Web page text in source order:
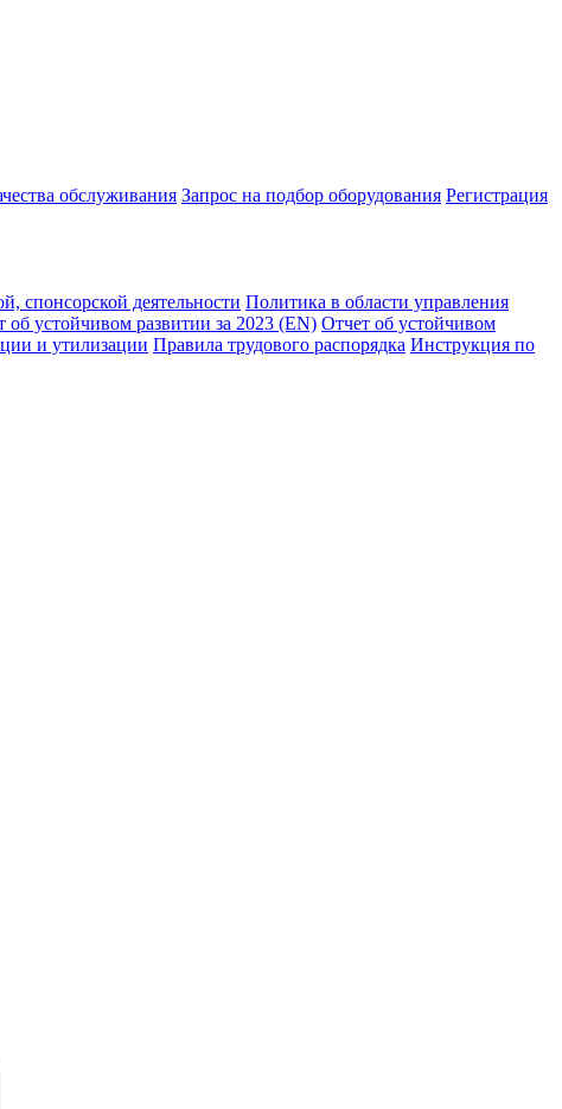
обслуживания Запрос на подбор оборудования Регистрация
спонсорской деятельности Политика в области управления
об устойчивом развитии за 2023 (EN) Отчет об устойчивом
и утилизации Правила трудового распорядка Инструкция по